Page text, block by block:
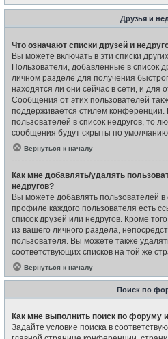
Друзья и
Что означают списки друзей и
Вы можете включать в эти списки
Пользователи, добавленные в список
личном разделе для получения
находятся ли они сейчас в сети, и для
Сообщения от этих пользователей
поддерживается стилем конференции.
пользователей в список недругов, то
сообщения будут скрыты по умолчанию.
Вернуться к началу
Как мне добавлять/удалять
недругов?
Вы можете добавлять пользователей
профиле каждого пользователя есть
список друзей или недругов. Кроме
из вашего личного раздела,
пользователя. Вы можете также
соответствующих списков на той же
Вернуться к началу
Поиск по
Как мне выполнить поиск по форуму
Задайте условие поиска в